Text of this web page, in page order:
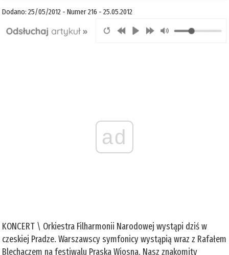
Dodano: 25/05/2012 - Numer 216 - 25.05.2012
ad
KONCERT \ Orkiestra Filharmonii Narodowej wystąpi dziś w
czeskiej Pradze. Warszawscy symfonicy wystąpią wraz z Rafałem
Blechaczem na festiwalu Praska Wiosna. Nasz znakomity